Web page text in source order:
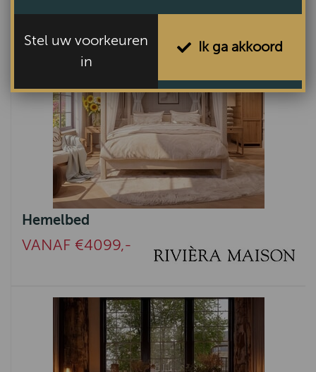
Hemelbed
VANAF €4099,-
Stel uw voorkeuren
in
Ik ga akkoord